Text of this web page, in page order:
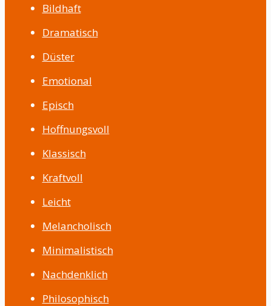
Bildhaft
Dramatisch
Düster
Emotional
Episch
Hoffnungsvoll
Klassisch
Kraftvoll
Leicht
Melancholisch
Minimalistisch
Nachdenklich
Philosophisch